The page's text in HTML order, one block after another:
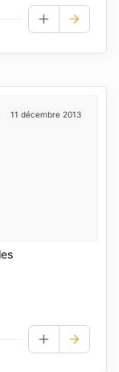
AJOUTER
11 décembre 2013
AJOUTER